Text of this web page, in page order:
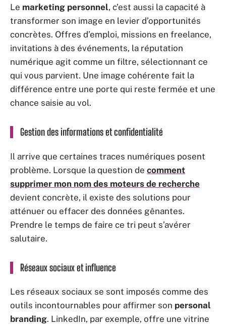
Le marketing personnel, c’est aussi la capacité à
transformer son image en levier d’opportunités
concrètes. Offres d’emploi, missions en freelance,
invitations à des événements, la réputation
numérique agit comme un filtre, sélectionnant ce
qui vous parvient. Une image cohérente fait la
différence entre une porte qui reste fermée et une
chance saisie au vol.
Gestion des informations et confidentialité
Il arrive que certaines traces numériques posent
problème. Lorsque la question de comment
supprimer mon nom des moteurs de recherche
devient concrète, il existe des solutions pour
atténuer ou effacer des données gênantes.
Prendre le temps de faire ce tri peut s’avérer
salutaire.
Réseaux sociaux et influence
Les réseaux sociaux se sont imposés comme des
outils incontournables pour affirmer son personal
branding. LinkedIn, par exemple, offre une vitrine